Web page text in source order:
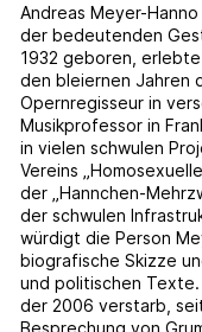
Andreas Meyer-
der bedeutenden
1932 geboren,
den bleiernen Jahren
Opernregisseur in
Musikprofessor in
in vielen schwulen
Vereins
der „Hannchen-
der schwulen
würdigt die Person
biografische Skizze
und politischen Texte.
der 2006 verstarb,
Besprechung von